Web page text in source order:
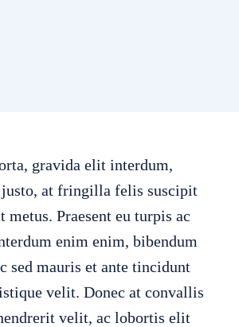
gravida elit interdum,
justo, at fringilla felis suscipit
Praesent eu turpis ac
enim enim, bibendum
sed mauris et ante tincidunt
velit. Donec at convallis
velit, ac lobortis elit